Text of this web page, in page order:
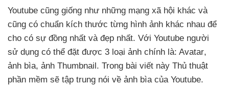
Youtube cũng giống như những mạng xã hội khác và
cũng có chuẩn kích thước từng hình ảnh khác nhau để
cho có sự đồng nhất và đẹp nhất. Với Youtube người
sử dụng có thể đặt được 3 loại ảnh chính là: Avatar,
ảnh bìa, ảnh Thumbnail. Trong bài viết này Thủ thuật
phần mềm sẽ tập trung nói về ảnh bìa của Youtube.